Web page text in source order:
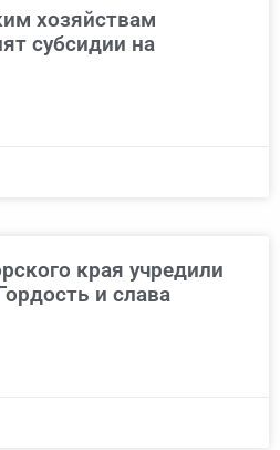
хозяйствам
субсидии на
края учредили
и слава